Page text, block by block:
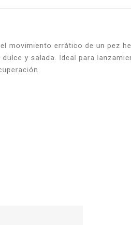
movimiento errático de un pez
y salada. Ideal para